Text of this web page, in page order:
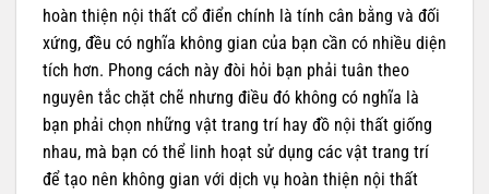
hoàn thiện nội thất cổ điển chính là tính cân bằng và đối
xứng, đều có nghĩa không gian của bạn cần có nhiều diện
tích hơn. Phong cách này đòi hỏi bạn phải tuân theo
nguyên tắc chặt chẽ nhưng điều đó không có nghĩa là
bạn phải chọn những vật trang trí hay đồ nội thất giống
nhau, mà bạn có thể linh hoạt sử dụng các vật trang trí
để tạo nên không gian với dịch vụ hoàn thiện nội thất